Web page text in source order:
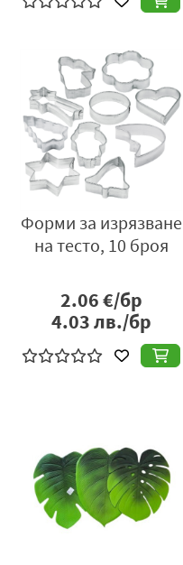
Форми за изрязване
на тесто, 10 броя
2.06€/бр
4.03лв./бр